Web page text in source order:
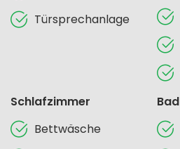
Türsprechanlage
Schlafzimmer
Bettwäsche
Bad